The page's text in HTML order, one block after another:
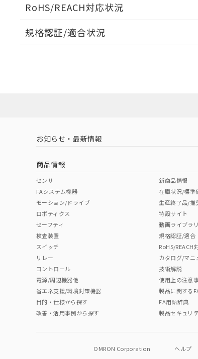
サージオン電流耐量
RoHS/REACH対応状況
EU RoHS 注意事項・凡例
中国 RoHS 注意事項・凡例
中国 RoHS表
Pb Hg
"対応済み"や非含有の記載がされた商品であって
非含有品が必要な際は、弊社営業部門もしくは販
規格認証/適合状況
（イギリス
（ノルウェー
お知らせ・最新情報
商品情報
センサ
FAシステム機器
モーション/ドライブ
ロボティクス
セーフティ
検査装置
スイッチ
リレー
コントロール
電源/周辺機器他
省エネ支援/環境対策機器
目的・仕様から探す
改善・活用事例から探す
新商品情報
在庫状況/標準
生産終了品/推
特設サイト
動画ライブラリ
規格認証/適合
RoHS/REACH
カタログ/マニ
技術解説
使用上の注意
製品に関する
FA用語辞典
製品セキュリ
OMRON Corporation ヘルプ